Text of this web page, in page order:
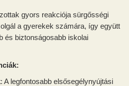
gyors reakciója sürgősségi
a gyerekek számára, így együtt
és biztonságosabb iskolai
: A legfontosabb elsősegélynyújtási